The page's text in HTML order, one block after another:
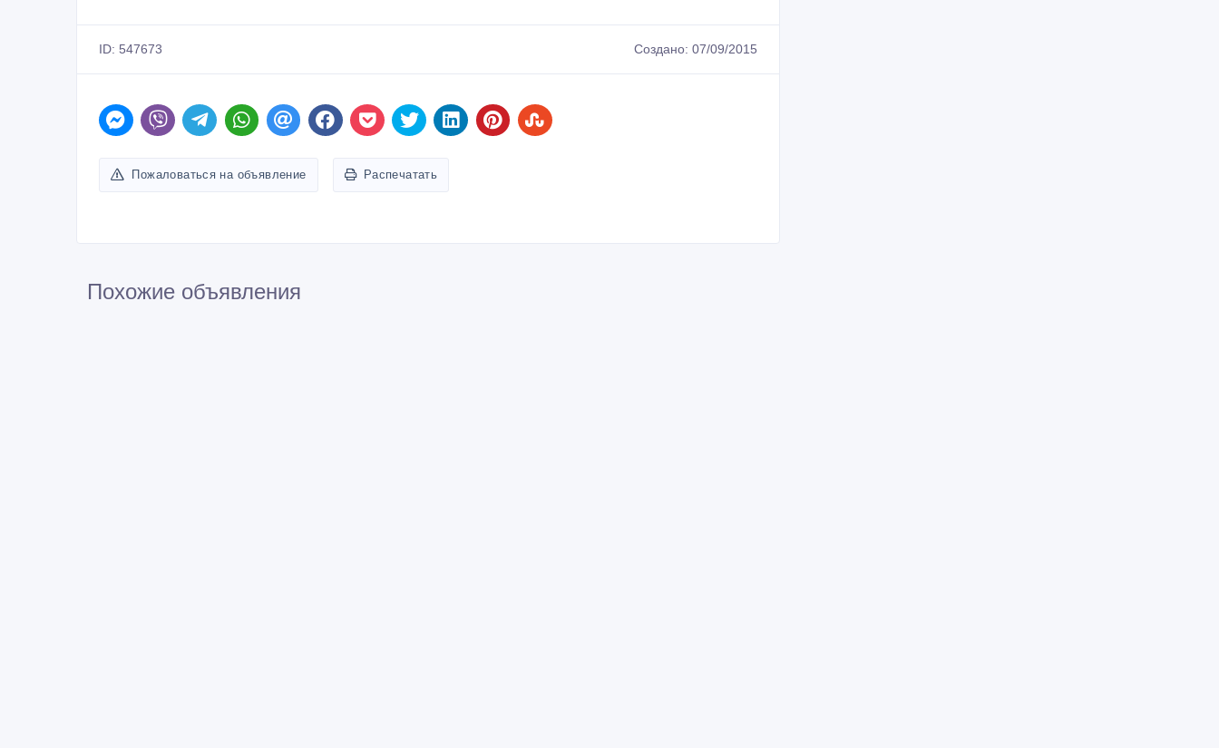
ID: 547673 Создано: 07/09/2015
Пожаловаться на объявление Распечатать
Похожие объявления